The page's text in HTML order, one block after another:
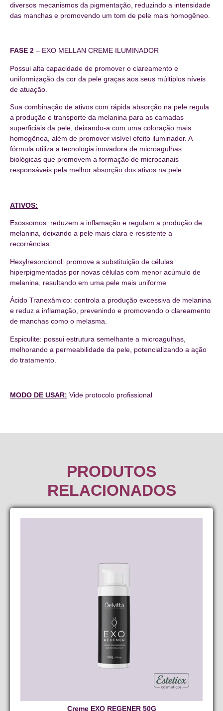
diversos mecanismos da pigmentação, reduzindo a intensidade
das manchas e promovendo um tom de pele mais homogêneo.
FASE 2 – EXO MELLAN CREME ILUMINADOR
Possui alta capacidade de promover o clareamento e
uniformização da cor da pele graças aos seus múltiplos níveis
de atuação.
Sua combinação de ativos com rápida absorção na pele regula
a produção e transporte da melanina para as camadas
superficiais da pele, deixando-a com uma coloração mais
homogênea, além de promover visível efeito iluminador. A
fórmula utiliza a tecnologia inovadora de microagulhas
biológicas que promovem a formação de microcanais
responsáveis pela melhor absorção dos ativos na pele.
ATIVOS:
Exossomos: reduzem a inflamação e regulam a produção de
melanina, deixando a pele mais clara e resistente a
recorrências.
Hexylresorcionol: promove a substituição de células
hiperpigmentadas por novas células com menor acúmulo de
melanina, resultando em uma pele mais uniforme
Ácido Tranexâmico: controla a produção excessiva de melanina
e reduz a inflamação, prevenindo e promovendo o clareamento
de manchas como o melasma.
Espiculite: possui estrutura semelhante a microagulhas,
melhorando a permeabilidade da pele, potencializando a ação
do tratamento.
MODO DE USAR: Vide protocolo profissional
PRODUTOS
RELACIONADOS
Creme EXO REGENER 50G